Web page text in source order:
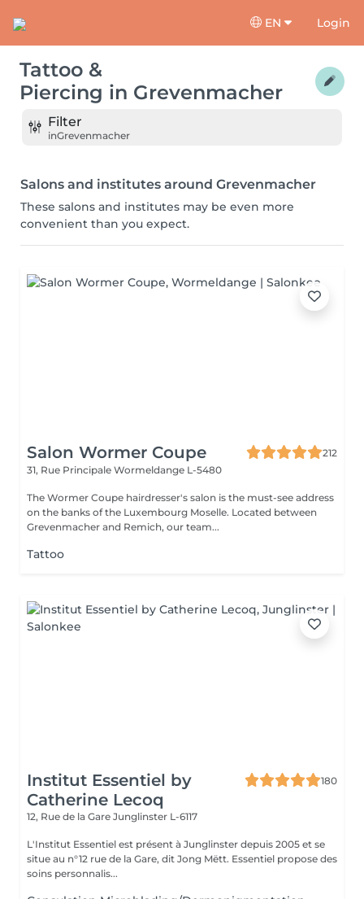
EN Login
Tattoo &
Piercing in Grevenmacher
Filter
inGrevenmacher
Salons and institutes around Grevenmacher
These salons and institutes may be even more
convenient than you expect.
Salon Wormer Coupe
212
31, Rue Principale Wormeldange L-5480
The Wormer Coupe hairdresser's salon is the must-see address
on the banks of the Luxembourg Moselle. Located between
Grevenmacher and Remich, our team...
Tattoo
Institut Essentiel by
Catherine Lecoq
180
12, Rue de la Gare Junglinster L-6117
L'Institut Essentiel est présent à Junglinster depuis 2005 et se
situe au n°12 rue de la Gare, dit Jong Mëtt. Essentiel propose des
soins personnalis...